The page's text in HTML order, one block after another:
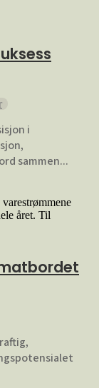
i
sammen...